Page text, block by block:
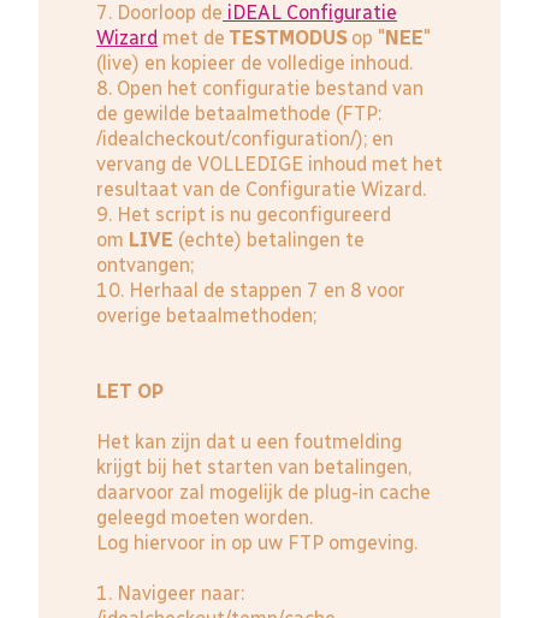
7. Doorloop de iDEAL Configuratie
Wizard met de TESTMODUS op " NEE"
(live) en kopieer de volledige inhoud.
8. Open het configuratie bestand van
de gewilde betaalmethode (FTP:
/idealcheckout/configuration/); en
vervang de VOLLEDIGE inhoud met het
resultaat van de Configuratie Wizard.
9. Het script is nu geconfigureerd
om LIVE (echte) betalingen te
ontvangen;
10. Herhaal de stappen 7 en 8 voor
overige betaalmethoden;
LET OP
Het kan zijn dat u een foutmelding
krijgt bij het starten van betalingen,
daarvoor zal mogelijk de plug-in cache
geleegd moeten worden.
Log hiervoor in op uw FTP omgeving.
1. Navigeer naar: